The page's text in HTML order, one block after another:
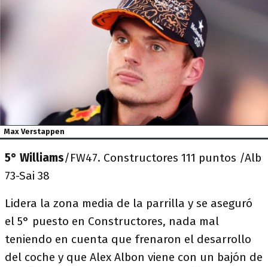
Max Verstappen
5° Williams/FW47. Constructores 111 puntos /Alb
73-Sai 38
Lidera la zona media de la parrilla y se aseguró
el 5° puesto en Constructores, nada mal
teniendo en cuenta que frenaron el desarrollo
del coche y que Alex Albon viene con un bajón de